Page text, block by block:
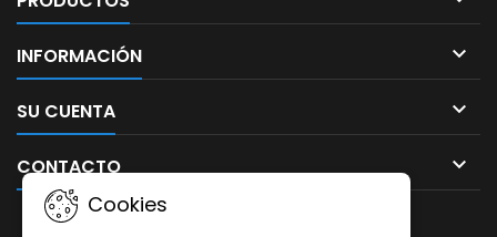
INFORMACIÓN 
SU CUENTA 
CONTACTO 
Cookies